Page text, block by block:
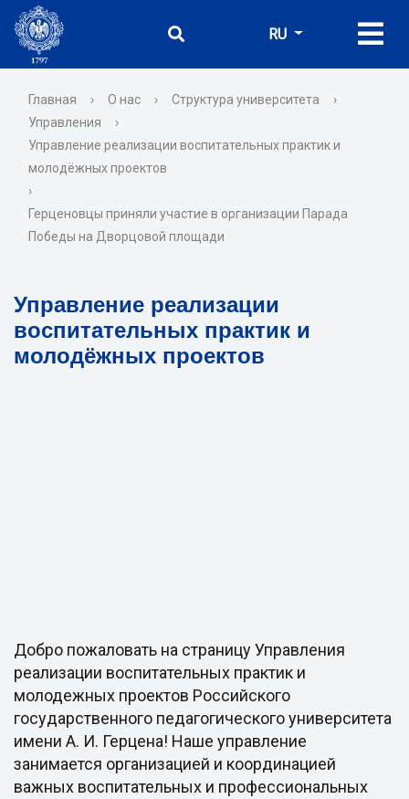
RU
Главная › О нас › Структура университета
›
Управления
›
Управление реализации воспитательных практик и
молодёжных проектов
›
Герценовцы приняли участие в организации Парада
Победы на Дворцовой площади
Управление реализации
воспитательных практик и
молодёжных проектов
Добро пожаловать на страницу Управления
реализации воспитательных практик и
молодежных проектов Российского
государственного педагогического университета
имени А. И. Герцена! Наше управление
занимается организацией и координацией
важных воспитательных и профессиональных